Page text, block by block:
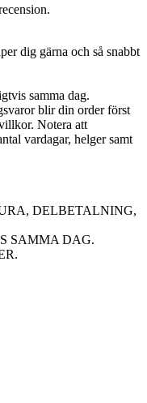
dig gärna och så snabbt
samma dag.
blir din order först
Notera att
vardagar, helger samt
DELBETALNING,
SAMMA DAG.